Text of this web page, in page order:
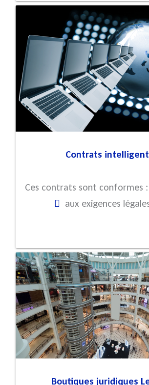
Contrats
Ces contrats sont conformes :
aux exigences
Boutiques juridiques